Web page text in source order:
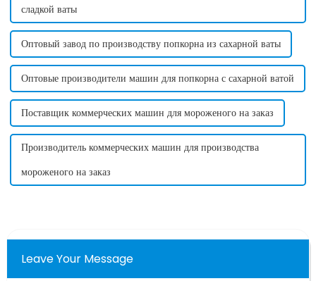
сладкой ваты
Оптовый завод по производству попкорна из сахарной ваты
Оптовые производители машин для попкорна с сахарной ватой
Поставщик коммерческих машин для мороженого на заказ
Производитель коммерческих машин для производства
мороженого на заказ
Leave Your Message